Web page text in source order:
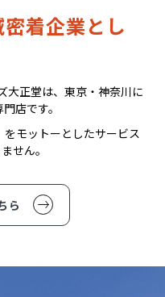
着企業とし
大正堂は、東京・神奈川に
店です。
をモットーとしたサービス
せん。
ら